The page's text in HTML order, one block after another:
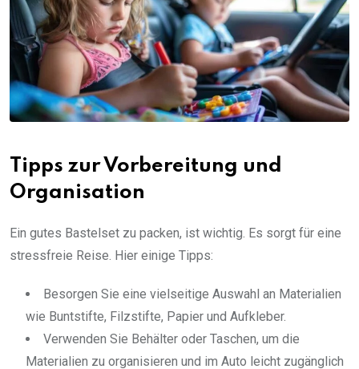
Tipps zur Vorbereitung und
Organisation
Ein gutes Bastelset zu packen, ist wichtig. Es sorgt für eine
stressfreie Reise. Hier einige Tipps:
Besorgen Sie eine vielseitige Auswahl an Materialien
wie Buntstifte, Filzstifte, Papier und Aufkleber.
Verwenden Sie Behälter oder Taschen, um die
Materialien zu organisieren und im Auto leicht zugänglich